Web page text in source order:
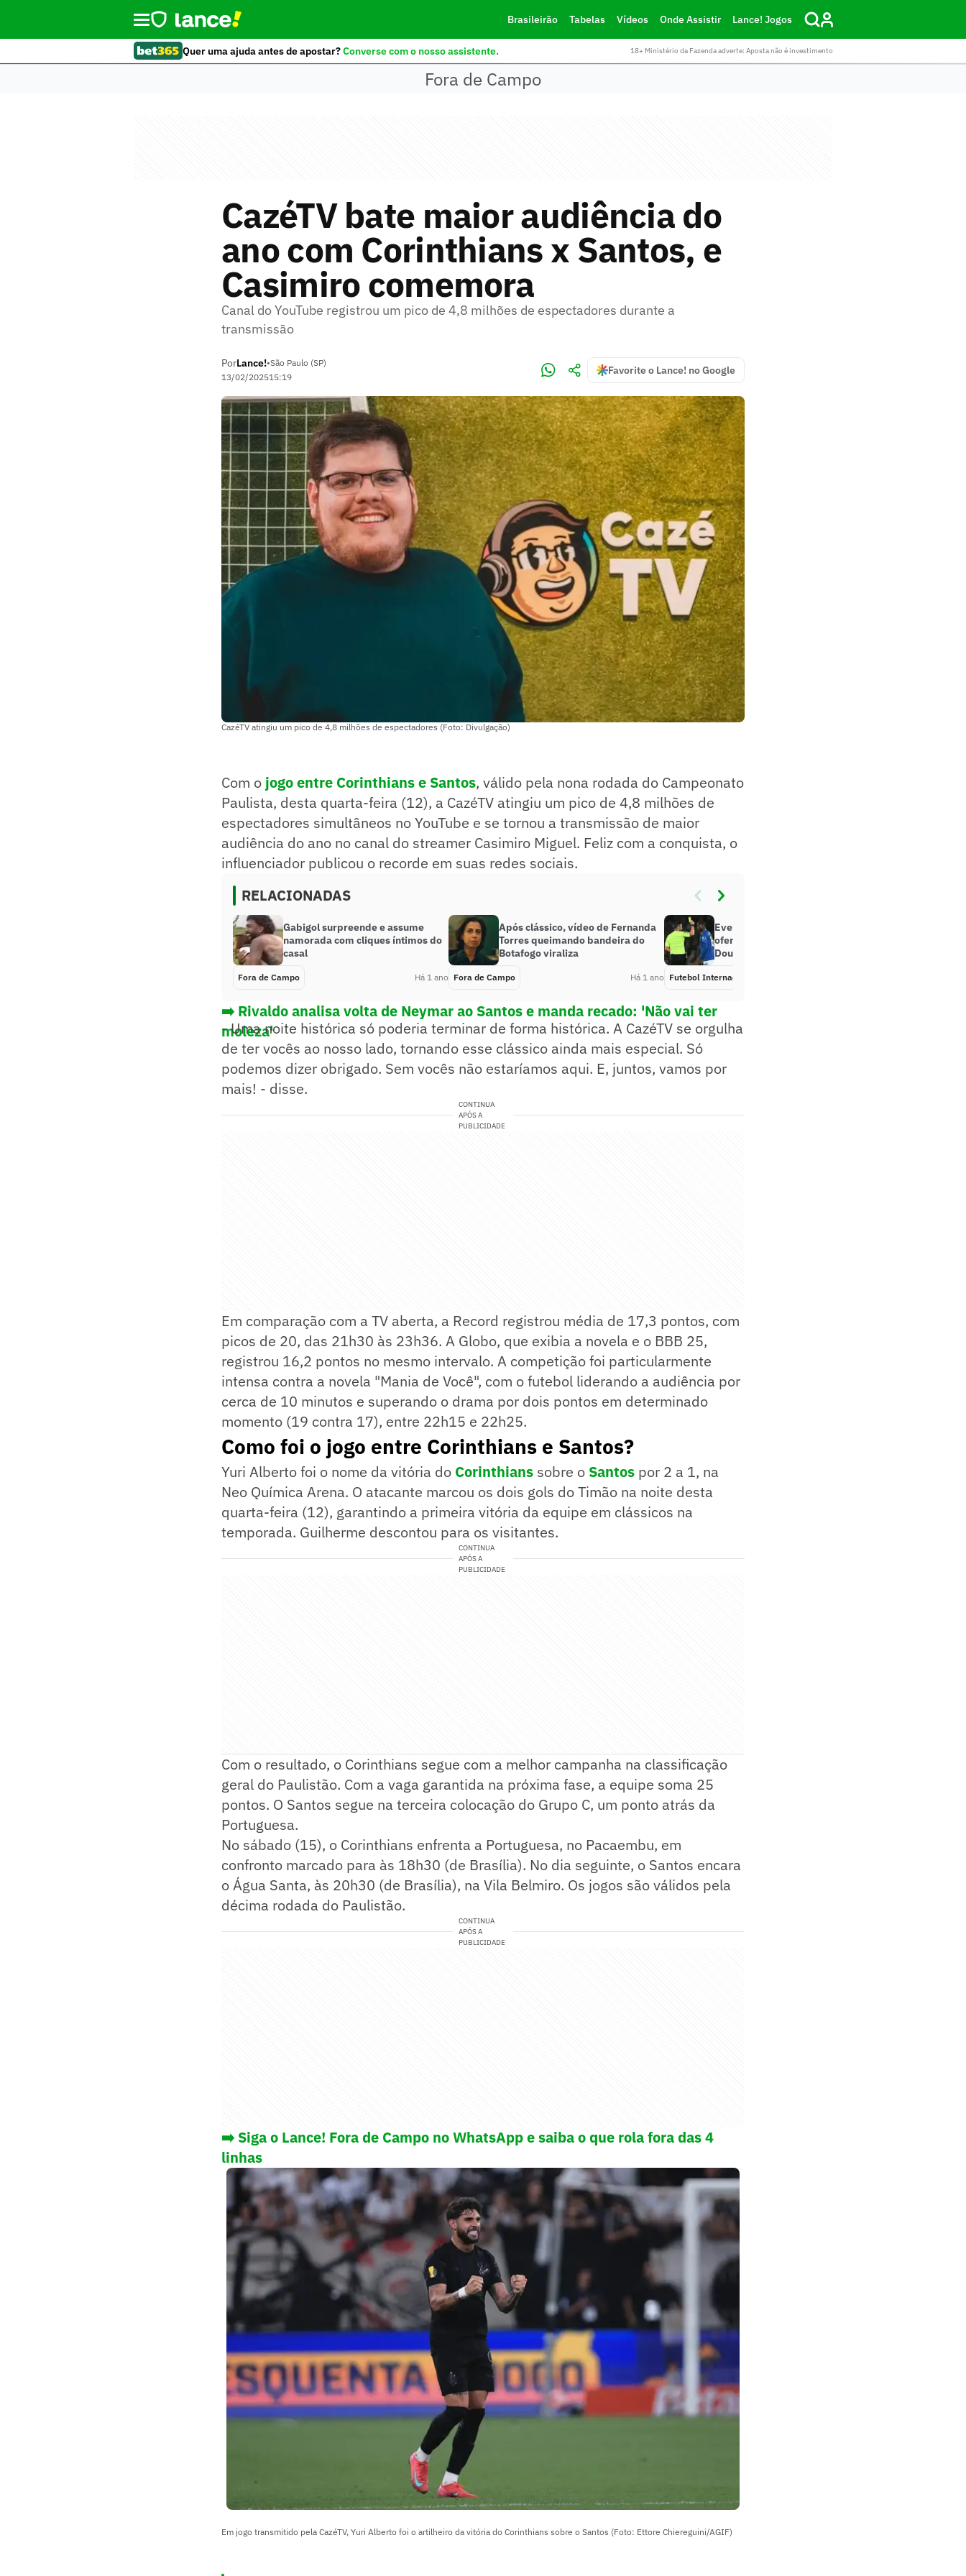
Brasileirão Tabelas Vídeos Onde Assistir Lance! Jogos
Quer uma ajuda antes de apostar?Converse com o nosso assistente. 18+ Ministério da Fazenda adverte: Aposta não é investimento
Fora de Campo
CazéTV bate maior audiência do
ano com Corinthians x Santos, e
Casimiro comemora
Canal do YouTube registrou um pico de 4,8 milhões de espectadores durante a
transmissão
PorLance!•São Paulo (SP)
13/02/202515:19
Favorite o Lance! no Google
CazéTV atingiu um pico de 4,8 milhões de espectadores (Foto: Divulgação)
Com o jogo entre Corinthians e Santos, válido pela nona rodada do Campeonato
Paulista, desta quarta-feira (12), a CazéTV atingiu um pico de 4,8 milhões de
espectadores simultâneos no YouTube e se tornou a transmissão de maior
audiência do ano no canal do streamer Casimiro Miguel. Feliz com a conquista, o
influenciador publicou o recorde em suas redes sociais.
RELACIONADAS
Gabigol surpreende e assume
namorada com cliques íntimos do
casal
Fora de Campo Há 1 ano
Após clássico, vídeo de Fernanda
Torres queimando bandeira do
Botafogo viraliza
Fora de Campo Há 1 ano
Everton e Liverpool condenam
ofensas racistas sofridas por
Doucouré
Futebol Internacional
➡️ Rivaldo analisa volta de Neymar ao Santos e manda recado: 'Não vai ter
moleza'
- Uma noite histórica só poderia terminar de forma histórica. A CazéTV se orgulha
de ter vocês ao nosso lado, tornando esse clássico ainda mais especial. Só
podemos dizer obrigado. Sem vocês não estaríamos aqui. E, juntos, vamos por
mais! - disse.
CONTINUA
APÓS A
PUBLICIDADE
Em comparação com a TV aberta, a Record registrou média de 17,3 pontos, com
picos de 20, das 21h30 às 23h36. A Globo, que exibia a novela e o BBB 25,
registrou 16,2 pontos no mesmo intervalo. A competição foi particularmente
intensa contra a novela "Mania de Você", com o futebol liderando a audiência por
cerca de 10 minutos e superando o drama por dois pontos em determinado
momento (19 contra 17), entre 22h15 e 22h25.
Como foi o jogo entre Corinthians e Santos?
Yuri Alberto foi o nome da vitória do Corinthians sobre o Santos por 2 a 1, na
Neo Química Arena. O atacante marcou os dois gols do Timão na noite desta
quarta-feira (12), garantindo a primeira vitória da equipe em clássicos na
temporada. Guilherme descontou para os visitantes.
CONTINUA
APÓS A
PUBLICIDADE
Com o resultado, o Corinthians segue com a melhor campanha na classificação
geral do Paulistão. Com a vaga garantida na próxima fase, a equipe soma 25
pontos. O Santos segue na terceira colocação do Grupo C, um ponto atrás da
Portuguesa.
No sábado (15), o Corinthians enfrenta a Portuguesa, no Pacaembu, em
confronto marcado para às 18h30 (de Brasília). No dia seguinte, o Santos encara
o Água Santa, às 20h30 (de Brasília), na Vila Belmiro. Os jogos são válidos pela
décima rodada do Paulistão.
CONTINUA
APÓS A
PUBLICIDADE
➡️ Siga o Lance! Fora de Campo no WhatsApp e saiba o que rola fora das 4
linhas
Em jogo transmitido pela CazéTV, Yuri Alberto foi o artilheiro da vitória do Corinthians sobre o Santos (Foto: Ettore Chiereguini/AGIF)